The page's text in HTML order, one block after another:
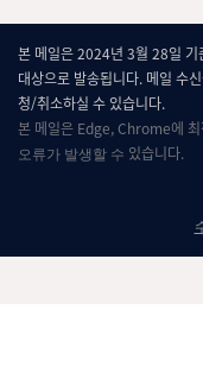
본 메일은 2024년 3월 28일 기
대상으로 발송됩니다. 메일 수
청/취소하실 수 있습니다.
본 메일은 Edge, Chrome에
오류가 발생할 수 있습니다.